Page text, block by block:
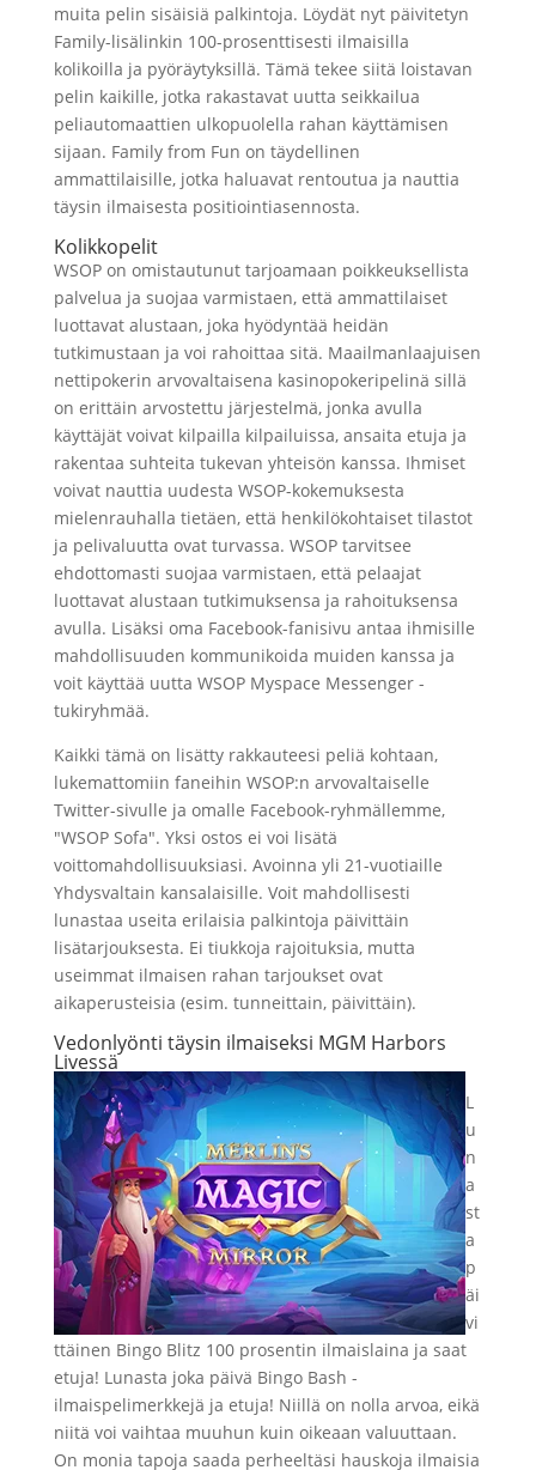
muita pelin sisäisiä palkintoja. Löydät nyt päivitetyn
Family-lisälinkin 100-prosenttisesti ilmaisilla
kolikoilla ja pyöräytyksillä. Tämä tekee siitä loistavan
pelin kaikille, jotka rakastavat uutta seikkailua
peliautomaattien ulkopuolella rahan käyttämisen
sijaan. Family from Fun on täydellinen
ammattilaisille, jotka haluavat rentoutua ja nauttia
täysin ilmaisesta positiointiasennosta.
Kolikkopelit
WSOP on omistautunut tarjoamaan poikkeuksellista
palvelua ja suojaa varmistaen, että ammattilaiset
luottavat alustaan, joka hyödyntää heidän
tutkimustaan ​​ja voi rahoittaa sitä. Maailmanlaajuisen
nettipokerin arvovaltaisena kasinopokeripelinä sillä
on erittäin arvostettu järjestelmä, jonka avulla
käyttäjät voivat kilpailla kilpailuissa, ansaita etuja ja
rakentaa suhteita tukevan yhteisön kanssa. Ihmiset
voivat nauttia uudesta WSOP-kokemuksesta
mielenrauhalla tietäen, että henkilökohtaiset tilastot
ja pelivaluutta ovat turvassa. WSOP tarvitsee
ehdottomasti suojaa varmistaen, että pelaajat
luottavat alustaan ​​​​tutkimuksensa ja rahoituksensa
avulla. Lisäksi oma Facebook-fanisivu antaa ihmisille
mahdollisuuden kommunikoida muiden kanssa ja
voit käyttää uutta WSOP Myspace Messenger -
tukiryhmää.
Kaikki tämä on lisätty rakkauteesi peliä kohtaan,
lukemattomiin faneihin WSOP:n arvovaltaiselle
Twitter-sivulle ja omalle Facebook-ryhmällemme,
"WSOP Sofa". Yksi ostos ei voi lisätä
voittomahdollisuuksiasi. Avoinna yli 21-vuotiaille
Yhdysvaltain kansalaisille. Voit mahdollisesti
lunastaa useita erilaisia ​​palkintoja päivittäin
lisätarjouksesta. Ei tiukkoja rajoituksia, mutta
useimmat ilmaisen rahan tarjoukset ovat
aikaperusteisia (esim. tunneittain, päivittäin).
Vedonlyönti täysin ilmaiseksi MGM Harbors
Livessä
L
u
n
a
st
a
p
äi
vi
ttäinen Bingo Blitz 100 prosentin ilmaislaina ja saat
etuja! Lunasta joka päivä Bingo Bash -
ilmaispelimerkkejä ja etuja! Niillä on nolla arvoa, eikä
niitä voi vaihtaa muuhun kuin oikeaan valuuttaan.
On monia tapoja saada perheeltäsi hauskoja ilmaisia